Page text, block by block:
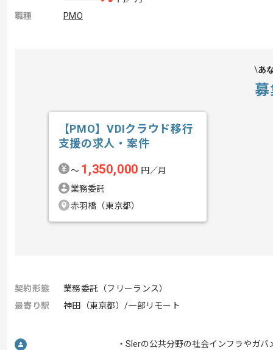
職種
PMO
あ
【PMO】VDIクラウド移行
支援の求人・案件
〜 1,350,000 円／月
業務委託
赤羽橋（東京都）
契約形態
業務委託（フリーランス）
最寄り駅
神田（東京都）/一部リモート
・SIerの公共分野の社会インフラやガ